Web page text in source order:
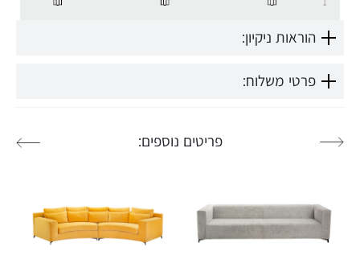
הוראות ניקיון:
פרטי משלוח:
פריטים נוספים: